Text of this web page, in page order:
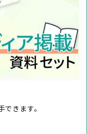
きます。